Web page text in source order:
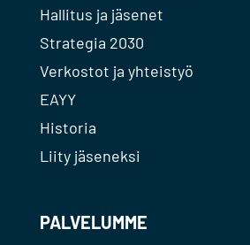
Hallitus ja jäsenet
Strategia 2030
Verkostot ja yhteistyö
EAYY
Historia
Liity jäseneksi
PALVELUMME